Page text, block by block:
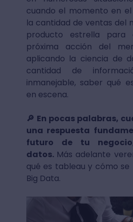
cuando el momento en el
la cantidad de ventas del
producto estrella para
próxima acción del
aplicando la ciencia de
cantidad de
inmanejable, saber qué
en escena.
🔎 En pocas palabras,
una respuesta
futuro de tu
datos. Más adelante
qué es tableau y cómo
Big Data.